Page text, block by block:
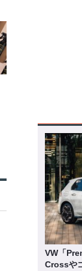
VW「
Crossや